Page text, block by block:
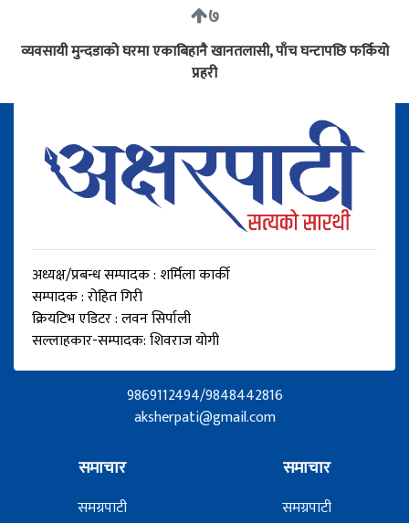
७
व्यवसायी मुन्दडाको घरमा एकाबिहानै खानतलासी, पाँच घन्टापछि फर्कियो
प्रहरी
अध्यक्ष/प्रबन्ध सम्पादक : शर्मिला कार्की
सम्पादक : रोहित गिरी
क्रियटिभ एडिटर : लवन सिर्पाली
सल्लाहकार-सम्पादक: शिवराज योगी
9869112494/9848442816
aksherpati@gmail.com
समाचार
समग्रपाटी
समाचार
समग्रपाटी